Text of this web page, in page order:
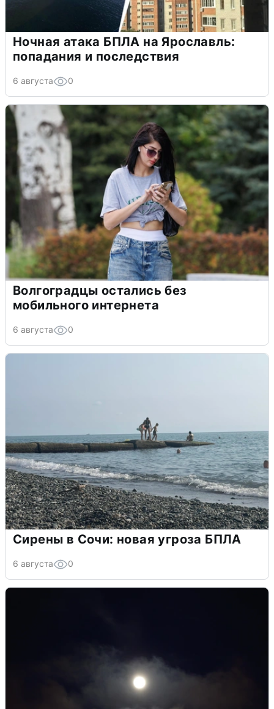
Ночная атака БПЛА на Ярославль:
попадания и последствия
6 августа 0
Волгоградцы остались без
мобильного интернета
6 августа 0
Сирены в Сочи: новая угроза БПЛА
6 августа 0